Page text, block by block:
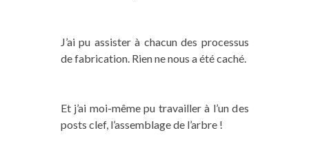
J’ai pu assister à chacun des processus
de fabrication. Rien ne nous a été caché.
Et j’ai moi-même pu travailler à l’un des
posts clef, l’assemblage de l’arbre !